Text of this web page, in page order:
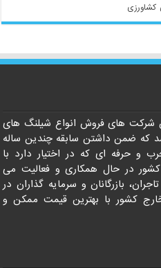
کشاورزی
شرکت های فروش انواع شیلنگ های
که ضمن داشتن سابقه چندین ساله
و حرفه ای که در اختیار دارد با
در حال همکاری و فعالیت می
بازرگانان و سرمایه گذاران در
کشور با بهترین قیمت ممکن و